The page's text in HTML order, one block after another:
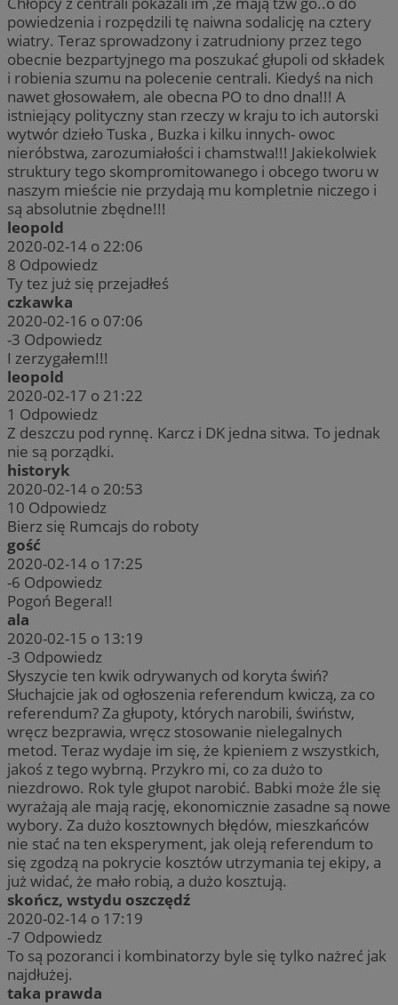
powiedzenia i rozpędzili tę naiwna sodalicję na cztery
wiatry. Teraz sprowadzony i zatrudniony przez tego
obecnie bezpartyjnego ma poszukać głupoli od składek
i robienia szumu na polecenie centrali. Kiedyś na nich
nawet głosowałem, ale obecna PO to dno dna!!! A
istniejący polityczny stan rzeczy w kraju to ich autorski
wytwór dzieło Tuska , Buzka i kilku innych- owoc
nieróbstwa, zarozumiałości i chamstwa!!! Jakiekolwiek
struktury tego skompromitowanego i obcego tworu w
naszym mieście nie przydają mu kompletnie niczego i
są absolutnie zbędne!!!
leopold
2020-02-14 o 22:06
8 Odpowiedz
Ty tez już się przejadłeś
czkawka
2020-02-16 o 07:06
-3 Odpowiedz
I zerzygałem!!!
leopold
2020-02-17 o 21:22
1 Odpowiedz
Z deszczu pod rynnę. Karcz i DK jedna sitwa. To jednak
nie są porządki.
historyk
2020-02-14 o 20:53
10 Odpowiedz
Bierz się Rumcajs do roboty
gość
2020-02-14 o 17:25
-6 Odpowiedz
Pogoń Begera!!
ala
2020-02-15 o 13:19
-3 Odpowiedz
Słyszycie ten kwik odrywanych od koryta świń?
Słuchajcie jak od ogłoszenia referendum kwiczą, za co
referendum? Za głupoty, których narobili, świństw,
wręcz bezprawia, wręcz stosowanie nielegalnych
metod. Teraz wydaje im się, że kpieniem z wszystkich,
jakoś z tego wybrną. Przykro mi, co za dużo to
niezdrowo. Rok tyle głupot narobić. Babki może źle się
wyrażają ale mają rację, ekonomicznie zasadne są nowe
wybory. Za dużo kosztownych błędów, mieszkańców
nie stać na ten eksperyment, jak oleją referendum to
się zgodzą na pokrycie kosztów utrzymania tej ekipy, a
już widać, że mało robią, a dużo kosztują.
skończ, wstydu oszczędź
2020-02-14 o 17:19
-7 Odpowiedz
To są pozoranci i kombinatorzy byle się tylko nażreć jak
najdłużej.
taka prawda